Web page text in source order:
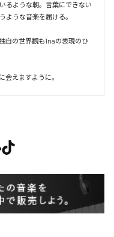
るような朝。言葉にできない
ような音楽を届ける。
自の世界観も1naの表現のひ
会えますように。